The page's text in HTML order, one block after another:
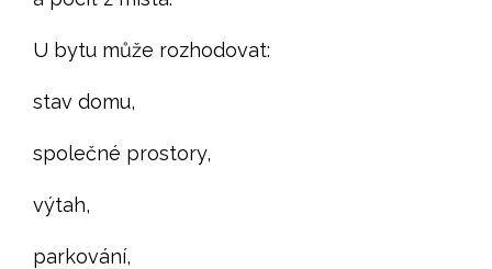
U bytu může rozhodovat:
stav domu,
společné prostory,
výtah,
parkování,